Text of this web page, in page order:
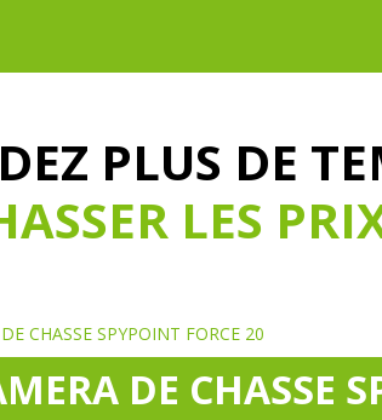
PLUS DE
LES
CHASSE SPYPOINT FORCE 20
DE CHASSE